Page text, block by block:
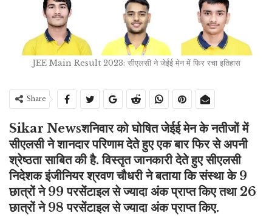
JEE Main Result 2023: सीएलसी ने जेईई मेन में फिर रचा इतिहास
Share
Sikar Newsशनिवार को घोषित जेईई मेन के नतीजों में
सीएलसी ने शानदार परिणाम देते हुए एक बार फिर से अपनी
श्रेष्ठता साबित की है. विस्तृत जानकारी देते हुए सीएलसी
निदेशक इंजीनियर श्रवण चौधरी ने बताया कि संस्था के 9
छात्रों ने 99 परसेंटाइल से ज्यादा अंक प्राप्त किए तथा 26
छात्रों ने 98 परसेंटाइल से ज्यादा अंक प्राप्त किए.